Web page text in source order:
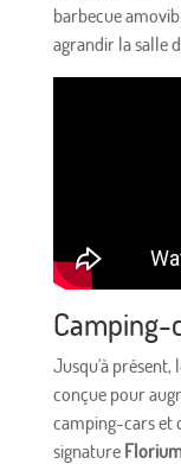
barbecue
agrandir la salle
Camping-
Jusqu'à présent,
conçue pour
camping-cars et
signature